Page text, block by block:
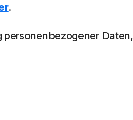
.
personenbezogener